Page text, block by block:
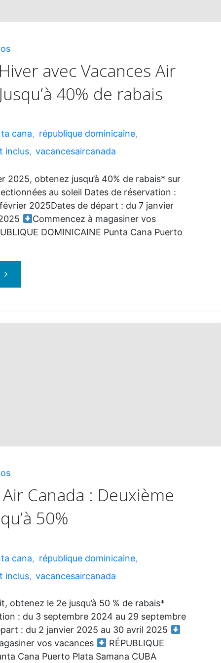
avec Vacances Air
40% de rabais
cana, république dominicaine,
inclus, vacancesaircanada
2025, obtenez jusqu’à 40% de rabais* sur
au soleil Dates de réservation :
2025Dates de départ : du 7 janvier
Commencez à magasiner vos
DOMINICAINE Punta Cana Puerto
Canada : Deuxième
50%
cana, république dominicaine,
inclus, vacancesaircanada
obtenez le 2e jusqu’à 50 % de rabais*
: du 3 septembre 2024 au 29 septembre
: du 2 janvier 2025 au 30 avril 2025
vos vacances
RÉPUBLIQUE
Cana Puerto Plata Samana CUBA